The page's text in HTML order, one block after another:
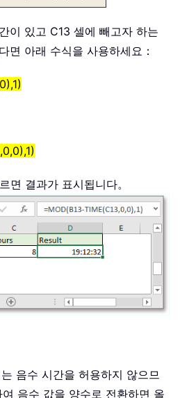
이 있고 C13 셀에 빼고자 하는
면 아래 수식을 사용하세요：
면 결과가 표시됩니다。
음수 시간을 허용하지 않으므
음수 값을 양수로 전환하면 올